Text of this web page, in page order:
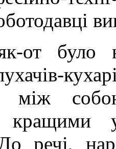
от було
між
речі,